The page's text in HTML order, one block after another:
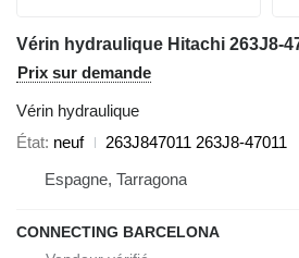
Prix sur demande
Vérin hydraulique
État neuf
263J847011 263J8-47011
Espagne, Tarragona
CONNECTING BARCELONA